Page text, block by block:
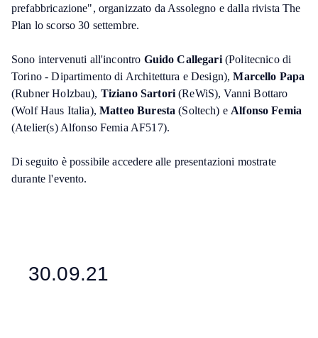
prefabbricazione", organizzato da Assolegno e dalla rivista The
Plan lo scorso 30 settembre.
Sono intervenuti all'incontro Guido Callegari (Politecnico di
Torino - Dipartimento di Architettura e Design),Marcello Papa
(Rubner Holzbau), Tiziano Sartori(ReWiS), Vanni Bottaro
(Wolf Haus Italia),Matteo Buresta (Soltech) e Alfonso Femia
(Atelier(s) Alfonso Femia AF517).
Di seguito è possibile accedere alle presentazioni mostrate
durante l'evento.
30.09.21